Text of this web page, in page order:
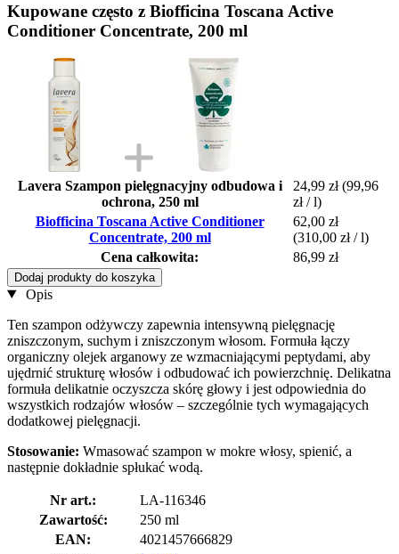
Kupowane często z Biofficina Toscana Active
Conditioner Concentrate, 200 ml
Lavera Szampon pielęgnacyjny odbudowa i
ochrona, 250 ml
24,99 zł (99,96
zł / l)
Biofficina Toscana Active Conditioner
Concentrate, 200 ml
62,00 zł
(310,00 zł / l)
Cena całkowita:
86,99 zł
Dodaj produkty do koszyka
Opis
Ten szampon odżywczy zapewnia intensywną pielęgnację
zniszczonym, suchym i zniszczonym włosom. Formuła łączy
organiczny olejek arganowy ze wzmacniającymi peptydami, aby
ujędrnić strukturę włosów i odbudować ich powierzchnię. Delikatna
formuła delikatnie oczyszcza skórę głowy i jest odpowiednia do
wszystkich rodzajów włosów – szczególnie tych wymagających
dodatkowej pielęgnacji.
Stosowanie: Wmasować szampon w mokre włosy, spienić, a
następnie dokładnie spłukać wodą.
Nr art.:
LA-116346
Zawartość:
250 ml
EAN:
4021457666829